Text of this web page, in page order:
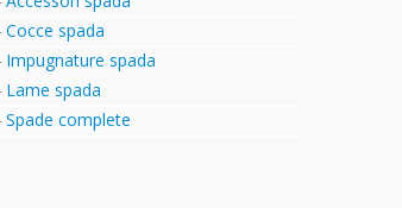
Cocce spada
Impugnature spada
Lame spada
Spade complete